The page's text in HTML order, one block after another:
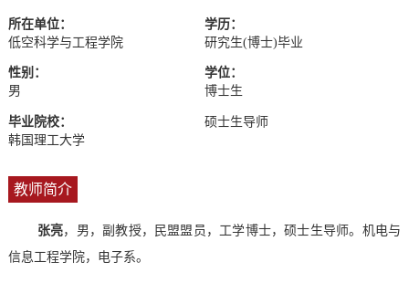
所在单位：
低空科学与工程学院
学历：
研究生(博士)毕业
性别：
男
学位：
博士生
毕业院校：
韩国理工大学
硕士生导师
教师简介
张亮，男，副教授，民盟盟员，工学博士，硕士生导师。机电与
信息工程学院，电子系。